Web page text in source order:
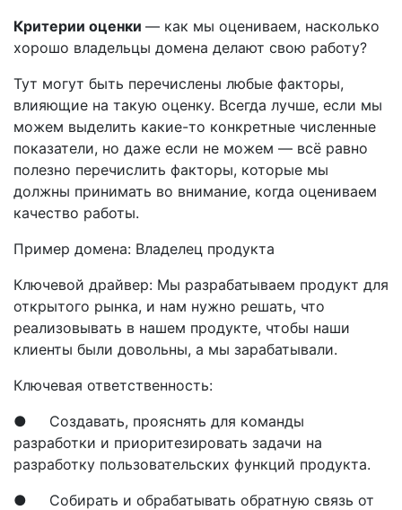
Критерии оценки — как мы оцениваем, насколько
хорошо владельцы домена делают свою работу?
Тут могут быть перечислены любые факторы,
влияющие на такую оценку. Всегда лучше, если мы
можем выделить какие-то конкретные численные
показатели, но даже если не можем — всё равно
полезно перечислить факторы, которые мы
должны принимать во внимание, когда оцениваем
качество работы.
Пример домена: Владелец продукта
Ключевой драйвер: Мы разрабатываем продукт для
открытого рынка, и нам нужно решать, что
реализовывать в нашем продукте, чтобы наши
клиенты были довольны, а мы зарабатывали.
Ключевая ответственность:
● Создавать, прояснять для команды
разработки и приоритезировать задачи на
разработку пользовательских функций продукта.
● Собирать и обрабатывать обратную связь от